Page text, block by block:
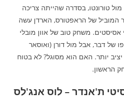
טורונטו, בסדרה שהייתה צריכה
ובלי הסקורר המוביל של הראפטורס, הארדן עשה
ושני אסיסטים. משחק טוב של אוון מובלי
של דבר, אבל מול דורן (ואוסאר
יותר. האם הוא מסוגל? לא בטוח
הראשון.
סיטי ת'אנדר – לוס אנג'לס